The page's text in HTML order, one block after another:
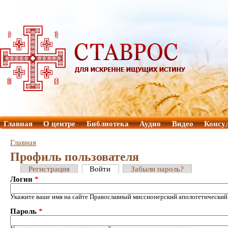
Главная О центре Библиотека Аудио Видео
Главная
Профиль пользователя
Регистрация Войти
Забыли пароль?
Логин *
Укажите ваше имя на сайте Православный миссионерский
Пароль *